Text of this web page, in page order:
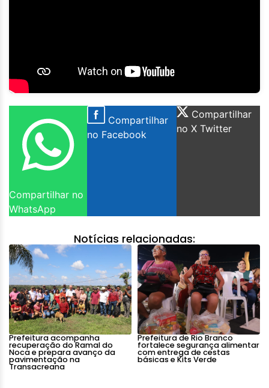
Compartilhar no
WhatsApp
Compartilhar
no Facebook
Compartilhar
no X Twitter
Notícias relacionadas:
Prefeitura acompanha
recuperação do Ramal do
Noca e prepara avanço da
pavimentação na
Transacreana
Prefeitura de Rio Branco
fortalece segurança alimentar
com entrega de cestas
básicas e Kits Verde